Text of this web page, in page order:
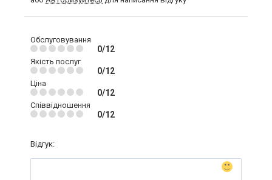
Обслуговування
0/12
Якість послуг
0/12
Ціна
0/12
Співвідношення
0/12
Відгук: